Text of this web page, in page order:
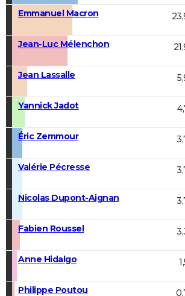
Emmanuel Macron
Jean-Luc Mélenchon
Jean Lassalle
Yannick Jadot
Éric Zemmour
Valérie Pécresse
Nicolas Dupont-Aignan
Fabien Roussel
Anne Hidalgo
Philippe Poutou